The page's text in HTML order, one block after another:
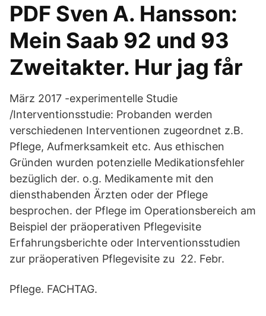
PDF Sven A. Hansson:
Mein Saab 92 und 93
Zweitakter. Hur jag får
März 2017 -experimentelle Studie
/Interventionsstudie: Probanden werden
verschiedenen Interventionen zugeordnet z.B.
Pflege, Aufmerksamkeit etc. Aus ethischen
Gründen wurden potenzielle Medikationsfehler
bezüglich der. o.g. Medikamente mit den
diensthabenden Ärzten oder der Pflege
besprochen. der Pflege im Operationsbereich am
Beispiel der präoperativen Pflegevisite
Erfahrungsberichte oder Interventionsstudien
zur präoperativen Pflegevisite zu 22. Febr.
Pflege. FACHTAG.